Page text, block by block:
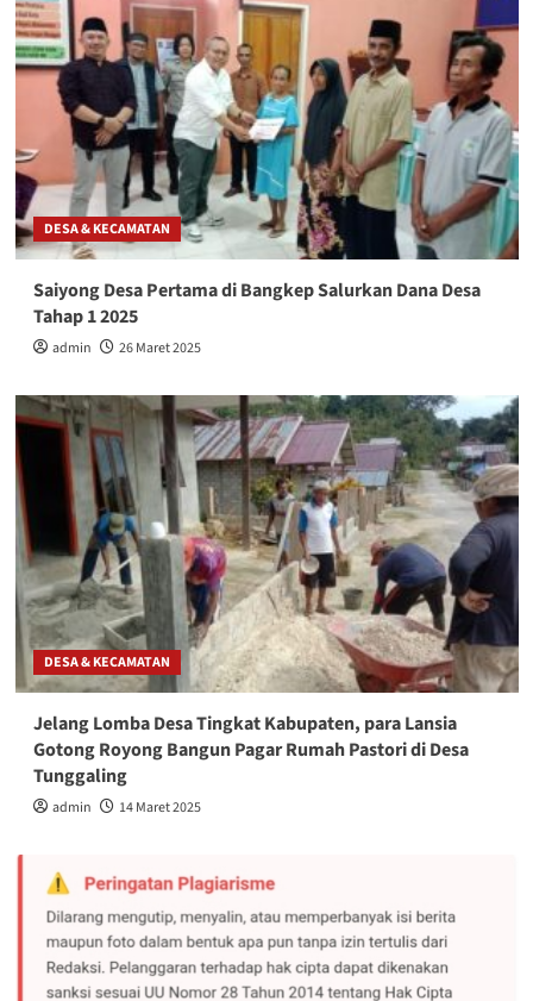
DESA & KECAMATAN
Saiyong Desa Pertama di Bangkep Salurkan Dana Desa
Tahap 1 2025
admin 26 Maret 2025
DESA & KECAMATAN
Jelang Lomba Desa Tingkat Kabupaten, para Lansia
Gotong Royong Bangun Pagar Rumah Pastori di Desa
Tunggaling
admin 14 Maret 2025